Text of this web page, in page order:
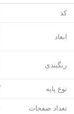
کد
ابعاد
رنگبندی
نوع پایه
تعداد صفحات